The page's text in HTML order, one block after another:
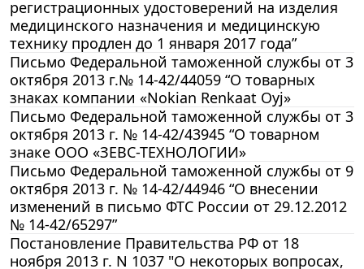
регистрационных удостоверений на изделия
медицинского назначения и медицинскую
технику продлен до 1 января 2017 года”
Письмо Федеральной таможенной службы от 3
октября 2013 г.№ 14-42/44059 “О товарных
знаках компании «Nokian Renkaat Oyj»
Письмо Федеральной таможенной службы от 3
октября 2013 г. № 14-42/43945 “О товарном
знаке ООО «ЗЕВС-ТЕХНОЛОГИИ»
Письмо Федеральной таможенной службы от 9
октября 2013 г. № 14-42/44946 “О внесении
изменений в письмо ФТС России от 29.12.2012
№ 14-42/65297”
Постановление Правительства РФ от 18
ноября 2013 г. N 1037 "О некоторых вопросах,